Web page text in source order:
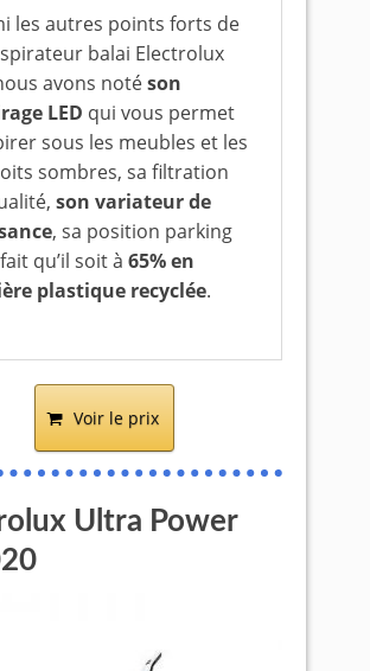
les autres points forts de
balai Electrolux
avons notéson
LED qui vous permet
sous les meubles et les
sombres, sa filtration
son variateur de
, sa position parking
qu’il soit à 65% en
plastique recyclée.
Voir le prix
Ultra Power